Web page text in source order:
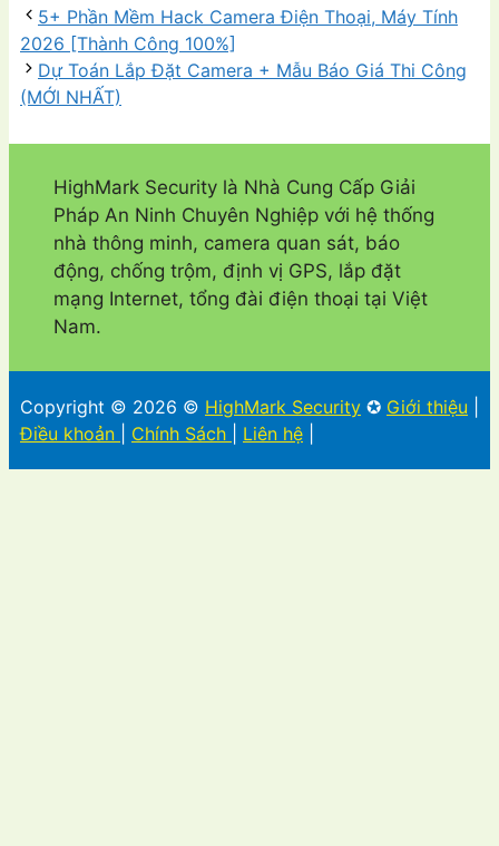
5+ Phần Mềm Hack Camera Điện Thoại, Máy Tính
2026 [Thành Công 100%]
Dự Toán Lắp Đặt Camera + Mẫu Báo Giá Thi Công
(MỚI NHẤT)
HighMark Security là Nhà Cung Cấp Giải
Pháp An Ninh Chuyên Nghiệp với hệ thống
nhà thông minh, camera quan sát, báo
động, chống trộm, định vị GPS, lắp đặt
mạng Internet, tổng đài điện thoại tại Việt
Nam.
Copyright © 2026 © HighMark Security ✪ Giới thiệu
Điều khoản
Chính Sách Liên hệ